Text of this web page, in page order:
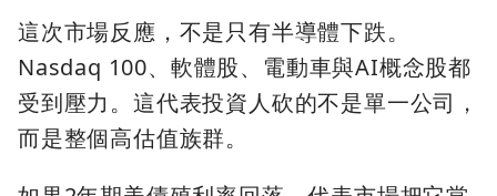
這次市場反應，不是只有半導體下跌。
Nasdaq 100、軟體股、電動車與AI概念股都
受到壓力。這代表投資人砍的不是單一公司，
而是整個高估值族群。